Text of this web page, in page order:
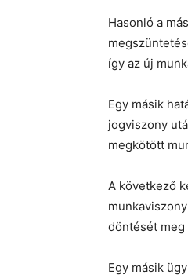
Hasonló a
így az új
Egy másik
jogviszony
megkötött
A következő
döntését meg
Egy másik